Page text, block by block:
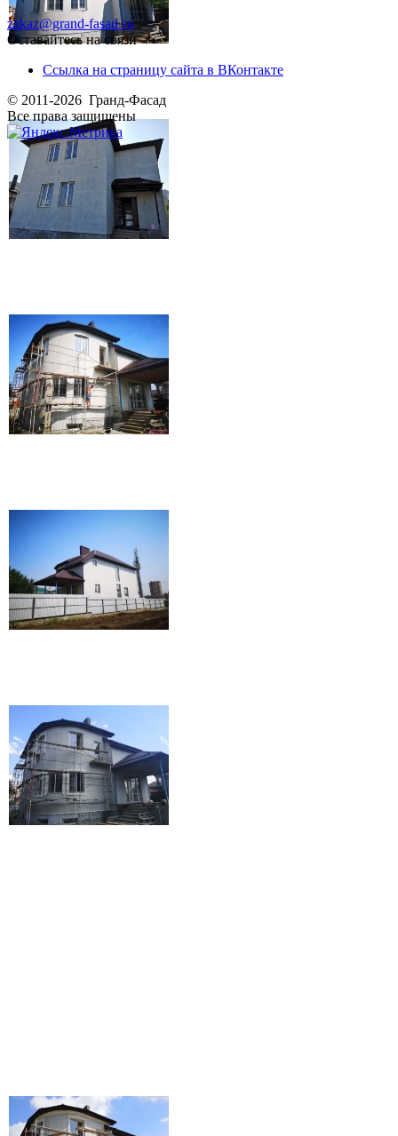
zakaz@grand-fasad.su
Оставайтесь на связи
Ссылка на страницу сайта в ВКонтакте
© 2011-2026 Гранд-Фасад
Все права защищены